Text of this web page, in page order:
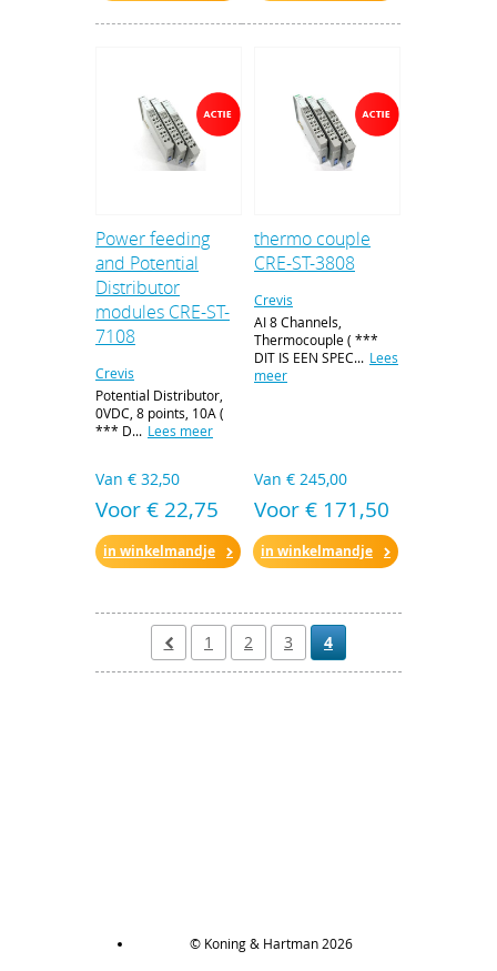
Power feeding
and Potential
Distributor
modules CRE-ST-
7108
Crevis
Potential Distributor,
0VDC, 8 points, 10A (
*** D... Lees meer
Van € 32,50
Voor € 22,75
in winkelmandje
thermo couple
CRE-ST-3808
Crevis
AI 8 Channels,
Thermocouple ( ***
DIT IS EEN SPEC... Lees
meer
Van € 245,00
Voor € 171,50
in winkelmandje
1 2 3 4
© Koning & Hartman 2026